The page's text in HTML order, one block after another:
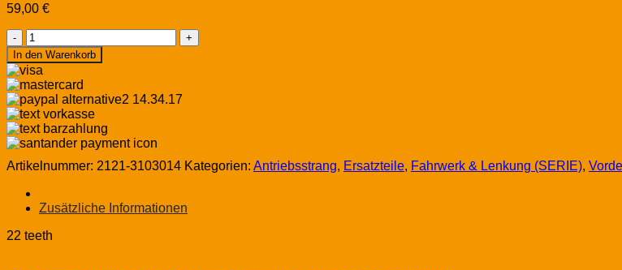
59,00 €
Radnabe
vorne
22
Zähne
Lada
Niva
bis
2004
Menge
In den Warenkorb
Artikelnummer: 2121-3103014 Kategorien: Antriebsstrang, Ersatzteile, Fahrwerk & Lenkung (SERIE),
Zusätzliche Informationen
22 teeth